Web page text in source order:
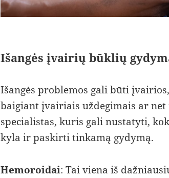
Išangės įvairių būklių
Išangės problemos gali būti
baigiant įvairiais uždegimais ar
specialistas, kuris gali nustatyti,
kyla ir paskirti tinkamą gydymą.
Hemoroidai: Tai viena iš